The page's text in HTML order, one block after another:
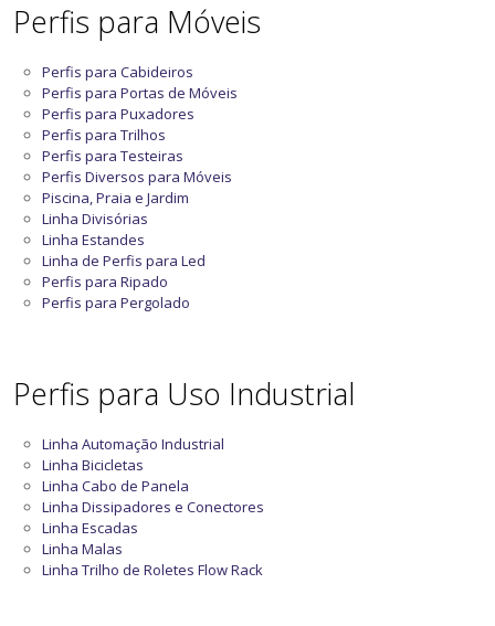
Perfis para Móveis
Perfis para Cabideiros
Perfis para Portas de Móveis
Perfis para Puxadores
Perfis para Trilhos
Perfis para Testeiras
Perfis Diversos para Móveis
Piscina, Praia e Jardim
Linha Divisórias
Linha Estandes
Linha de Perfis para Led
Perfis para Ripado
Perfis para Pergolado
Perfis para Uso Industrial
Linha Automação Industrial
Linha Bicicletas
Linha Cabo de Panela
Linha Dissipadores e Conectores
Linha Escadas
Linha Malas
Linha Trilho de Roletes Flow Rack